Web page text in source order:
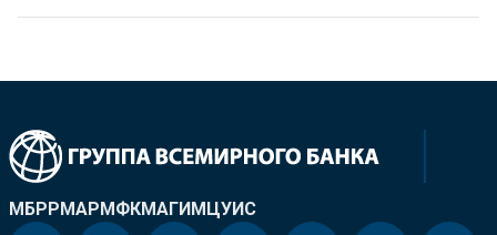
МБРРМАРМФКМАГИМЦУИС